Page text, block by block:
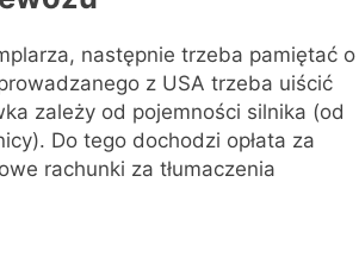
następnie trzeba pamiętać o
z USA trzeba uiścić
zależy od pojemności silnika (od
Do tego dochodzi opłata za
rachunki za tłumaczenia